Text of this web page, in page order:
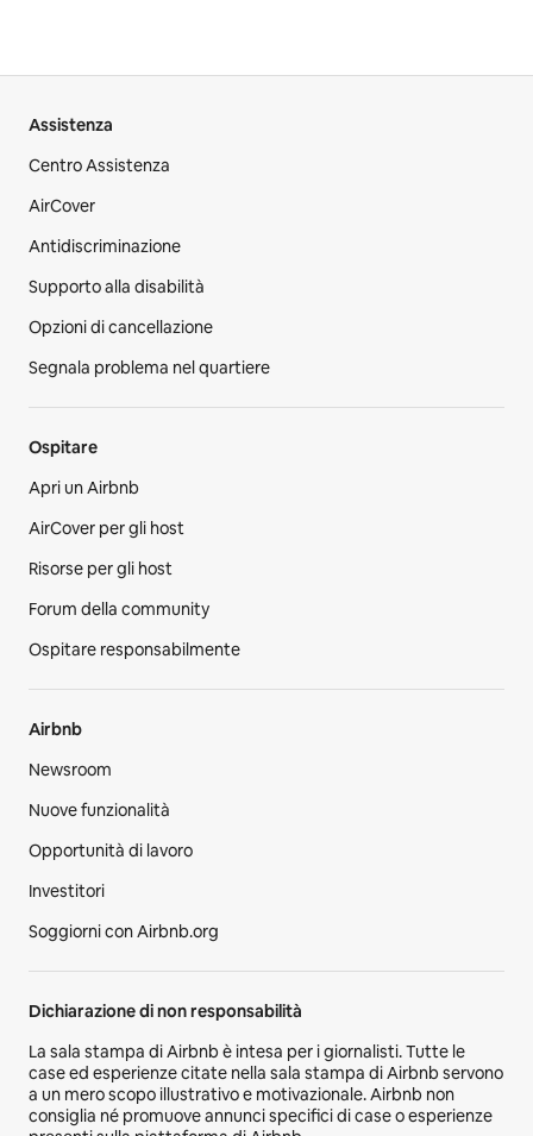
Assistenza
Centro Assistenza
AirCover
Antidiscriminazione
Supporto alla disabilità
Opzioni di cancellazione
Segnala problema nel quartiere
Ospitare
Apri un Airbnb
AirCover per gli host
Risorse per gli host
Forum della community
Ospitare responsabilmente
Airbnb
Newsroom
Nuove funzionalità
Opportunità di lavoro
Investitori
Soggiorni con Airbnb.org
Dichiarazione di non responsabilità
La sala stampa di Airbnb è intesa per i giornalisti. Tutte le
case ed esperienze citate nella sala stampa di Airbnb servono
a un mero scopo illustrativo e motivazionale. Airbnb non
consiglia né promuove annunci specifici di case o esperienze